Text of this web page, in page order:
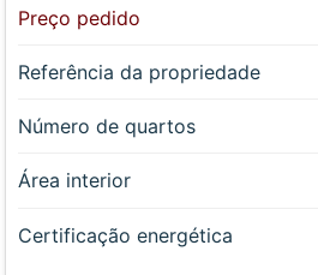
Preço pedido
Referência da propriedade
Número de quartos
Área interior
Certificação energética